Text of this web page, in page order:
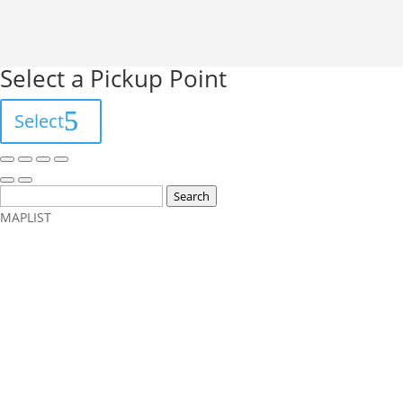
Select a Pickup Point
Select
Search
MAPLIST